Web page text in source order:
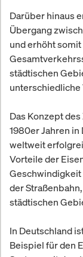
Darüber hinaus
Übergang
und erhöht
städtischen
Das Konzept
1980er Jahren
weltweit
Vorteile der
Geschwindigkeit
der
städtischen
In Deutschland
Beispiel für den